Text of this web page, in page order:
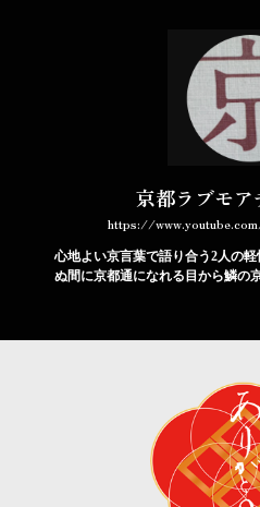
京都ラブモア
https://
心地よい京言葉で語り合う2人の
ぬ間に京都通になれる目から鱗の